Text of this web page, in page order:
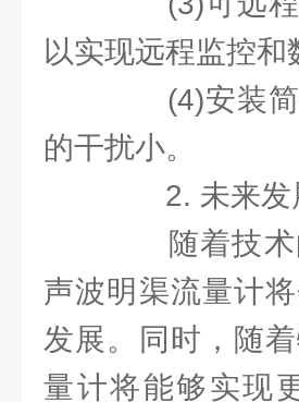
以实现远程监控和
(4)安装简
的干扰小。
2. 未来发
随着技术
声波明渠流量计
发展。同时，随
量计将能够实现